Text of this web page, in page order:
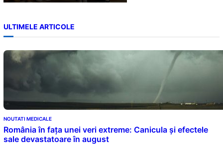
ULTIMELE ARTICOLE
NOUTATI MEDICALE
România în fața unei veri extreme: Canicula și efectele
sale devastatoare în august